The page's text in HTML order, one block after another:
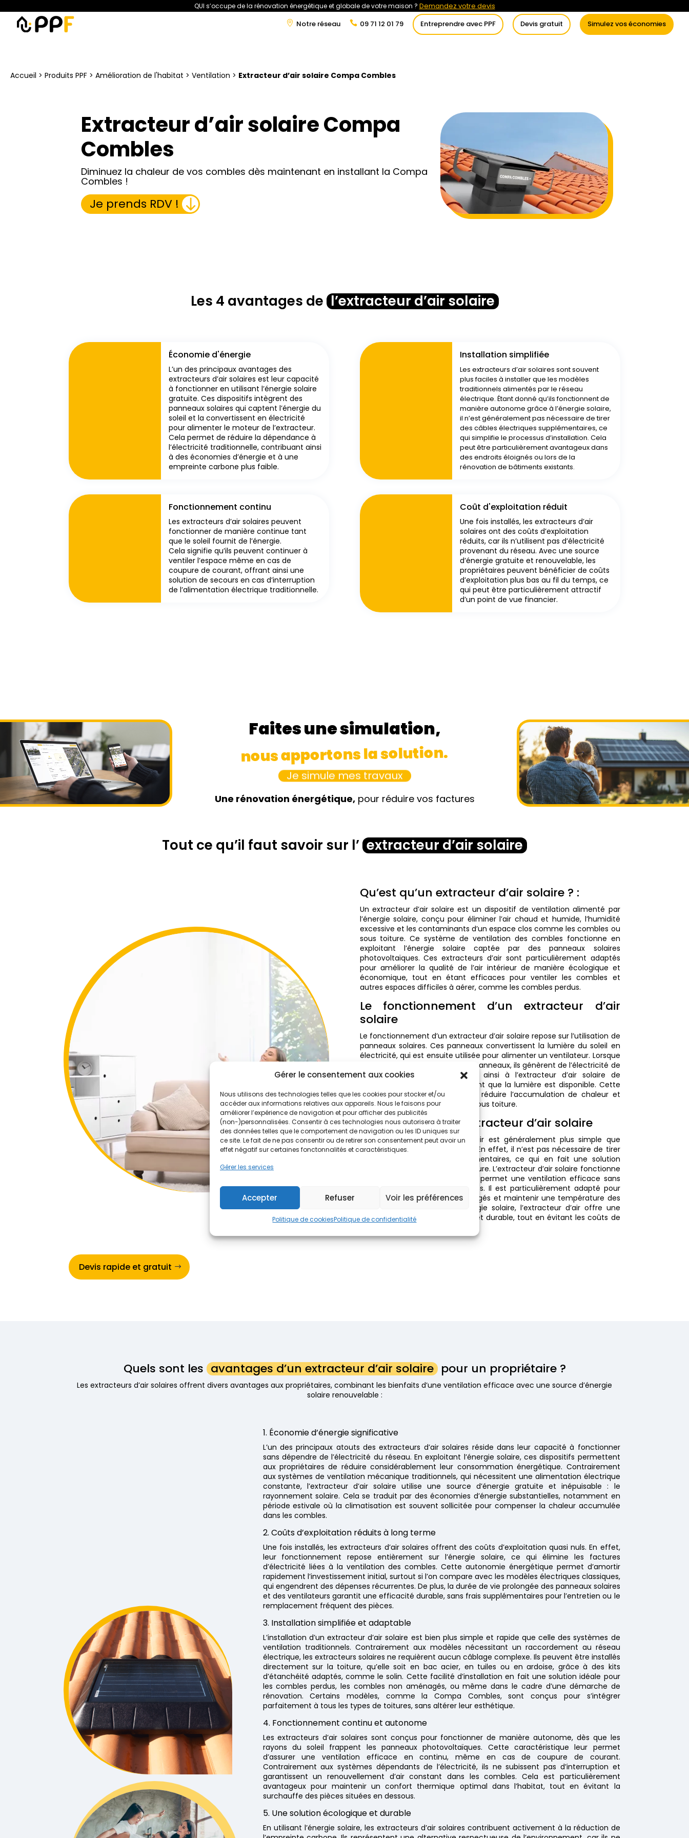
Gérer le consentement aux cookies
Nous utilisons des technologies telles que les cookies pour stocker et/ou
accéder aux informations relatives aux appareils. Nous le faisons pour
améliorer l’expérience de navigation et pour afficher des publicités
(non-)personnalisées. Consentir à ces technologies nous autorisera à traiter
des données telles que le comportement de navigation ou les ID uniques sur
ce site. Le fait de ne pas consentir ou de retirer son consentement peut avoir un
effet négatif sur certaines fonctonnalités et caractéristiques.
Gérer les services
Accepter Refuser Voir les préférences
Politique de cookiesPolitique de confidentialité
QUI s’occupe de la rénovation énergétique et globale de votre maison ? Demandez votre devis
Notre réseau
09 71 12 01 79 Entreprendre avec PPF Devis gratuit Simulez vos économies
Rénovation Énergétique Énergies Renouvelables Traitement de l’eau Conseils
Accueil > Produits PPF > Amélioration de l'habitat > Ventilation > Extracteur d’air solaire Compa Combles
Extracteur d’air solaire Compa
Combles
Diminuez la chaleur de vos combles dès maintenant en installant la Compa
Combles !
Je prends RDV !
Les 4 avantages de l’extracteur d’air solaire
Économie d'énergie
L’un des principaux avantages des
extracteurs d’air solaires est leur capacité
à fonctionner en utilisant l’énergie solaire
gratuite. Ces dispositifs intègrent des
panneaux solaires qui captent l’énergie du
soleil et la convertissent en électricité
pour alimenter le moteur de l’extracteur.
Cela permet de réduire la dépendance à
l’électricité traditionnelle, contribuant ainsi
à des économies d’énergie et à une
empreinte carbone plus faible.
Fonctionnement continu
Les extracteurs d’air solaires peuvent
fonctionner de manière continue tant
que le soleil fournit de l’énergie.
Cela signifie qu’ils peuvent continuer à
ventiler l’espace même en cas de
coupure de courant, offrant ainsi une
solution de secours en cas d’interruption
de l’alimentation électrique traditionnelle.
Installation simplifiée
Les extracteurs d’air solaires sont souvent
plus faciles à installer que les modèles
traditionnels alimentés par le réseau
électrique. Étant donné qu’ils fonctionnent de
manière autonome grâce à l’énergie solaire,
il n’est généralement pas nécessaire de tirer
des câbles électriques supplémentaires, ce
qui simplifie le processus d’installation. Cela
peut être particulièrement avantageux dans
des endroits éloignés ou lors de la
rénovation de bâtiments existants.
Coût d'exploitation réduit
Une fois installés, les extracteurs d’air
solaires ont des coûts d’exploitation
réduits, car ils n’utilisent pas d’électricité
provenant du réseau. Avec une source
d’énergie gratuite et renouvelable, les
propriétaires peuvent bénéficier de coûts
d’exploitation plus bas au fil du temps, ce
qui peut être particulièrement attractif
d’un point de vue financier.
Faites une simulation,
nous apportons la solution.
Je simule mes travaux
Une rénovation énergétique,pour réduire vos factures
Tout ce qu’il faut savoir sur l’ extracteur d’air solaire
Qu’est qu’un extracteur d’air solaire ? :
Un extracteur d’air solaire est un dispositif de ventilation alimenté par
l’énergie solaire, conçu pour éliminer l’air chaud et humide, l’humidité
excessive et les contaminants d’un espace clos comme les combles ou
sous toiture. Ce système de ventilation des combles fonctionne en
exploitant l’énergie solaire captée par des panneaux solaires
photovoltaïques. Ces extracteurs d’air sont particulièrement adaptés
pour améliorer la qualité de l’air intérieur de manière écologique et
économique, tout en étant efficaces pour ventiler les combles et
autres espaces difficiles à aérer, comme les combles perdus.
Le fonctionnement d’un extracteur d’air
solaire
Le fonctionnement d’un extracteur d’air solaire repose sur l’utilisation de
panneaux solaires. Ces panneaux convertissent la lumière du soleil en
électricité, qui est ensuite utilisée pour alimenter un ventilateur. Lorsque
les rayons du soleil frappent les panneaux, ils génèrent de l’électricité de
manière continue, permettant ainsi à l’extracteur d’air solaire de
fonctionner sans interruption tant que la lumière est disponible. Cette
ventilation naturelle permet de réduire l’accumulation de chaleur et
l’humidité dans les combles ou sous toiture.
L’installation d’un extracteur d’air solaire
L’installation d’un extracteur d’air est généralement plus simple que
celle des modèles traditionnels. En effet, il n’est pas nécessaire de tirer
des câbles électriques supplémentaires, ce qui en fait une solution
idéale pour la pose sur votre toiture. L’extracteur d’air solaire fonctionne
grâce à l’énergie solaire, ce qui permet une ventilation efficace sans
coûts de fonctionnement élevés. Il est particulièrement adapté pour
ventiler les combles non aménagés et maintenir une température des
combles stable. Grâce à l’énergie solaire, l’extracteur d’air offre une
solution totalement autonome et durable, tout en évitant les coûts de
Devis rapide et gratuit
Quels sont les avantages d’un extracteur d’air solaire pour un propriétaire ?
Les extracteurs d’air solaires offrent divers avantages aux propriétaires, combinant les bienfaits d’une ventilation efficace avec une source d’énergie
solaire renouvelable :
1. Économie d’énergie significative
L’un des principaux atouts des extracteurs d’air solaires réside dans leur capacité à fonctionner
sans dépendre de l’électricité du réseau. En exploitant l’énergie solaire, ces dispositifs permettent
aux propriétaires de réduire considérablement leur consommation énergétique. Contrairement
aux systèmes de ventilation mécanique traditionnels, qui nécessitent une alimentation électrique
constante, l’extracteur d’air solaire utilise une source d’énergie gratuite et inépuisable : le
rayonnement solaire. Cela se traduit par des économies d’énergie substantielles, notamment en
période estivale où la climatisation est souvent sollicitée pour compenser la chaleur accumulée
dans les combles.
2. Coûts d’exploitation réduits à long terme
Une fois installés, les extracteurs d’air solaires offrent des coûts d’exploitation quasi nuls. En effet,
leur fonctionnement repose entièrement sur l’énergie solaire, ce qui élimine les factures
d’électricité liées à la ventilation des combles. Cette autonomie énergétique permet d’amortir
rapidement l’investissement initial, surtout si l’on compare avec les modèles électriques classiques,
qui engendrent des dépenses récurrentes. De plus, la durée de vie prolongée des panneaux solaires
et des ventilateurs garantit une efficacité durable, sans frais supplémentaires pour l’entretien ou le
remplacement fréquent des pièces.
3. Installation simplifiée et adaptable
L’installation d’un extracteur d’air solaire est bien plus simple et rapide que celle des systèmes de
ventilation traditionnels. Contrairement aux modèles nécessitant un raccordement au réseau
électrique, les extracteurs solaires ne requièrent aucun câblage complexe. Ils peuvent être installés
directement sur la toiture, qu’elle soit en bac acier, en tuiles ou en ardoise, grâce à des kits
d’étanchéité adaptés, comme le solin. Cette facilité d’installation en fait une solution idéale pour
les combles perdus, les combles non aménagés, ou même dans le cadre d’une démarche de
rénovation. Certains modèles, comme la Compa Combles, sont conçus pour s’intégrer
parfaitement à tous les types de toitures, sans altérer leur esthétique.
4. Fonctionnement continu et autonome
Les extracteurs d’air solaires sont conçus pour fonctionner de manière autonome, dès que les
rayons du soleil frappent les panneaux photovoltaïques. Cette caractéristique leur permet
d’assurer une ventilation efficace en continu, même en cas de coupure de courant.
Contrairement aux systèmes dépendants de l’électricité, ils ne subissent pas d’interruption et
garantissent un renouvellement d’air constant dans les combles. Cela est particulièrement
avantageux pour maintenir un confort thermique optimal dans l’habitat, tout en évitant la
surchauffe des pièces situées en dessous.
5. Une solution écologique et durable
En utilisant l’énergie solaire, les extracteurs d’air solaires contribuent activement à la réduction de